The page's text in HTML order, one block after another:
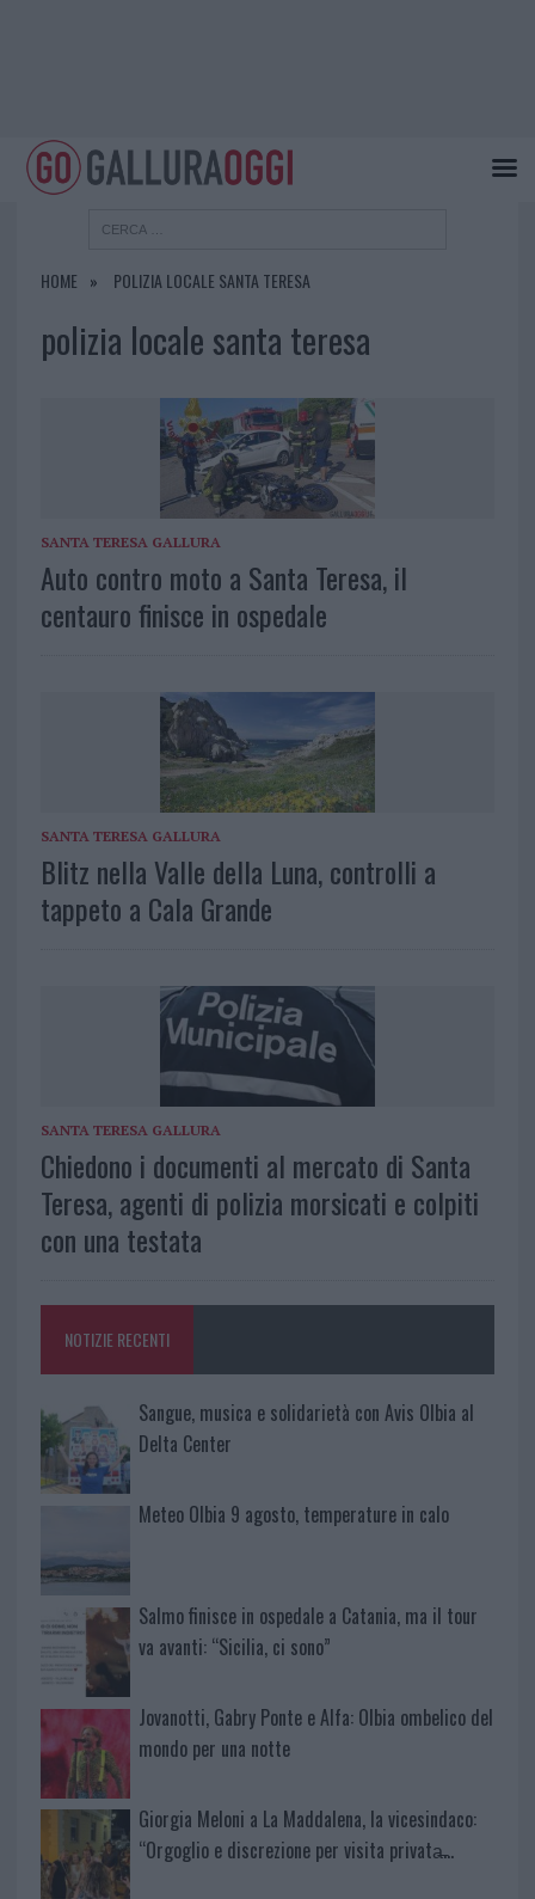
HOME POLIZIA LOCALE SANTA TERESA
polizia locale santa teresa
SANTA TERESA GALLURA
Auto contro moto a Santa Teresa, il
centauro finisce in ospedale
SANTA TERESA GALLURA
Blitz nella Valle della Luna, controlli a
tappeto a Cala Grande
SANTA TERESA GALLURA
Chiedono i documenti al mercato di Santa
Teresa, agenti di polizia morsicati e colpiti
con una testata
NOTIZIE RECENTI
Sangue, musica e solidarietà con Avis Olbia al
Delta Center
Meteo Olbia 9 agosto, temperature in calo
Salmo finisce in ospedale a Catania, ma il tour
va avanti: “Sicilia, ci sono”
Jovanotti, Gabry Ponte e Alfa: Olbia ombelico del
mondo per una notte
Giorgia Meloni a La Maddalena, la vicesindaco:
“Orgoglio e discrezione per visita privata̶…